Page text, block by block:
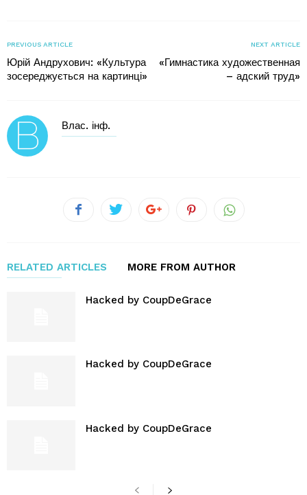
PREVIOUS ARTICLE
Юрій Андрухович: «Культура
зосереджується на картинці»
NEXT ARTICLE
«Гимнастика художественная
– адский труд»
Влас. інф.
RELATED ARTICLES MORE FROM AUTHOR
Hacked by CoupDeGrace
Hacked by CoupDeGrace
Hacked by CoupDeGrace